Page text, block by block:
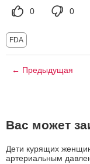
0 0
FDA
← Предыдущая
Вас может
Дети курящих
артериальным